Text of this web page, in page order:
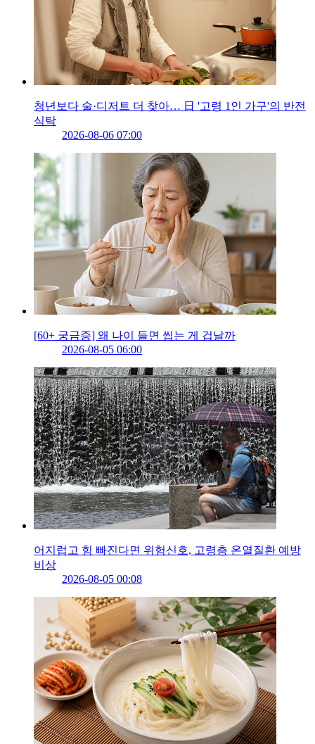
청년보다 술·디저트 더 찾아… 日 '고령 1인 가구'의 반전
식탁
2026-08-06 07:00
[60+ 궁금증] 왜 나이 들면 씹는 게 겁날까
2026-08-05 06:00
어지럽고 힘 빠진다면 위험신호, 고령층 온열질환 예방
비상
2026-08-05 00:08